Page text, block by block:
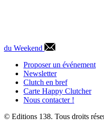
du Weekend
Proposer un événement
Newsletter
Clutch en bref
Carte Happy Clutcher
Nous contacter !
© Editions 138. Tous droits